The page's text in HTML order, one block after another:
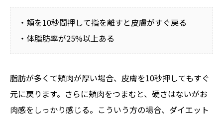
・頬を10秒間押して指を離すと皮膚がすぐ戻る
・体脂肪率が25%以上ある
脂肪が多くて頬肉が厚い場合、皮膚を10秒押してもすぐ
元に戻ります。さらに頬肉をつまむと、硬さはないがお
肉感をしっかり感じる。こういう方の場合、ダイエット